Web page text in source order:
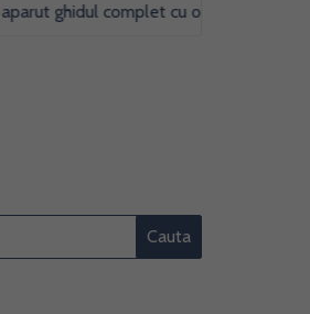
complet cu obligatii fiscale si